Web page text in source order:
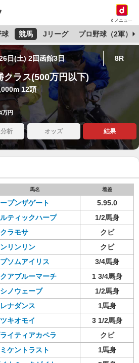
dメニュー
球 競馬 Jリーグ プロ野球（2軍）
日(土) 2回函館3日 8R
クラス(500万円以下)
12頭
万円
析 オッズ 結果
馬名 着差
プンザゲート
5.95.0
ティックハープ
1/2馬身
ラモサ
クビ
リンリン
クビ
ソムアイリス
3/4馬身
アブルーマーチ
1 3/4馬身
ノウェーブ
1/2馬身
ナダンス
1馬身
キオモイ
3 1/2馬身
イティアカペラ
クビ
ミケントラスト
1馬身